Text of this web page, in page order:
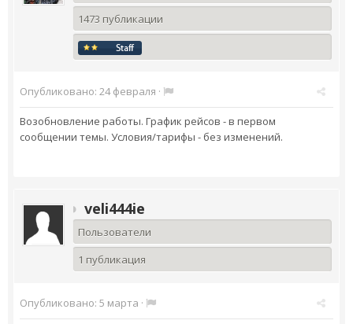
1473 публикации
Опубликовано: 24 февраля ·
Возобновление работы. График рейсов - в первом
сообщении темы. Условия/тарифы - без изменений.
veli444ie
Пользователи
1 публикация
Опубликовано: 5 марта ·